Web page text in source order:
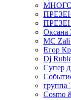
Оксана
MC
Егор
Dj
Супер
группа
Cosmo